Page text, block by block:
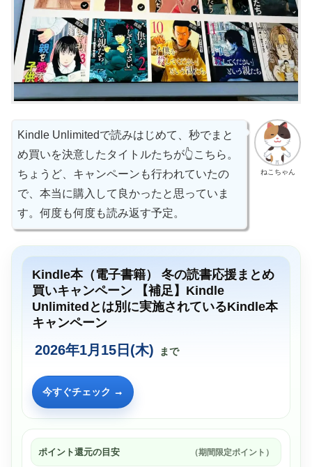
ねこちゃん
Kindle Unlimitedで読みはじめて、秒でまと
め買いを決意したタイトルたちが👆️こちら。
ちょうど、キャンペーンも行われていたの
で、本当に購入して良かったと思っていま
す。何度も何度も読み返す予定。
Kindle本（電子書籍） 冬の読書応援まとめ
買いキャンペーン 【補足】Kindle
Unlimitedとは別に実施されているKindle本
キャンペーン
2026年1月15日(木) まで
今すぐチェック →
ポイント還元の目安 （期間限定ポイント）